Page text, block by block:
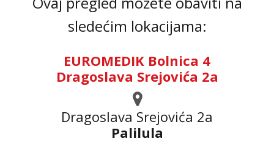
sledećim lokacijama:
EUROMEDIK Bolnica 4
Dragoslava Srejovića 2a
Dragoslava Srejovića 2а
Palilula